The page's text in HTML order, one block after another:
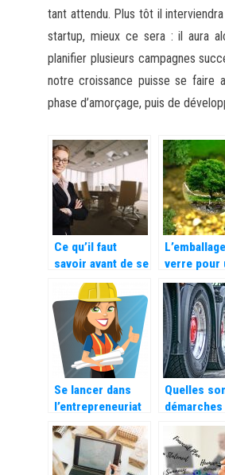
tant attendu. Plus tôt il
startup, mieux ce sera : il aura
planifier plusieurs campagnes
notre croissance puisse se faire
phase d’amorçage, puis de
Ce qu’il faut
savoir avant de se
lancer dans
l’entrepreneuriat
verre pour
écologique
Se lancer dans
l’entrepreneuriat
pour gagner sa
vie
Quelles
pour créer
société de
transport ?